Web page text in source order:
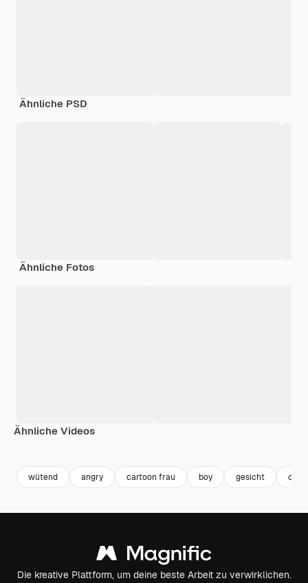
Ähnliche PSD
Ähnliche Fotos
Ähnliche Videos
wütend angry cartoon frau boy gesicht
Die kreative Plattform, um deine beste Arbeit zu verwirklichen.